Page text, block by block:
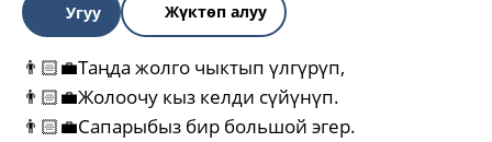
Угуу Жүктөп алуу
👨🏻‍💼Таңда жолго чыктып үлгүрүп,
👨🏻‍💼Жолоочу кыз келди сүйүнүп.
👨🏻‍💼Сапарыбыз бир большой эгер.